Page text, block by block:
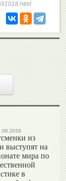
из
выступят на
мира по
в